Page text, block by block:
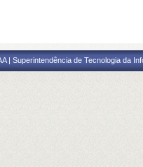
| Superintendência de Tecnologia da